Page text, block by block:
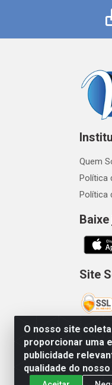
O nosso site
proporcionar uma
publicidade
qualidade do
Quem
Política
Política
Site